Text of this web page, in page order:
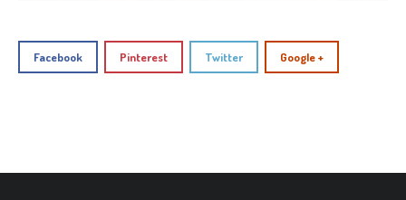
Facebook Pinterest Twitter Google +